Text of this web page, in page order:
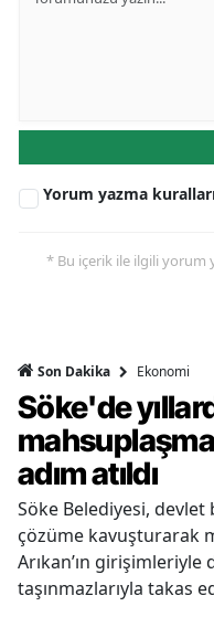
Yorum yazma
* Bu içerik ile ilgili yorum
Son Dakika Ekonomi
Söke'de
adım atıldı
Söke Belediyesi, devlet
çözüme kavuşturarak
Arıkan’ın
taşınmazlarıyla takas